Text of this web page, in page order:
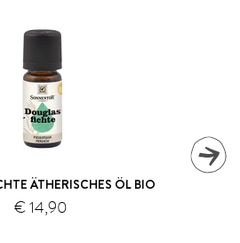
ÄTHERISCHES ÖL BIO
€ 14,90